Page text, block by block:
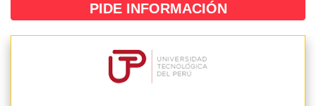
PIDE INFORMACIÓN